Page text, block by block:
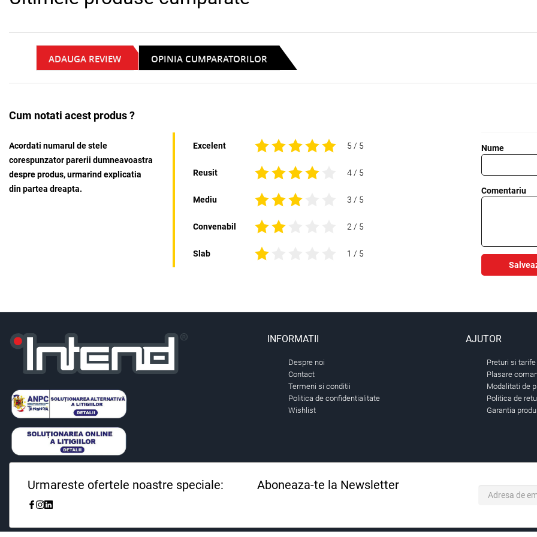
ADAUGA REVIEW OPINIA CUMPARATORILOR
Cum notati acest produs ?
Acordati numarul de stele
corespunzator parerii dumneavoastra
despre produs, urmarind explicatia
din partea dreapta.
Excelent 5 / 5
Reusit 4 / 5
Mediu 3 / 5
Convenabil 2 / 5
Slab 1 / 5
Nume
Comentariu
INFORMATII
Despre noi
Contact
Termeni si conditii
Politica de confidentialitate
Wishlist
AJUTOR
Preturi si tarife
Plasare
Modalitati de
Politica de
Garantia
Urmareste ofertele noastre speciale: Aboneaza-te la Newsletter